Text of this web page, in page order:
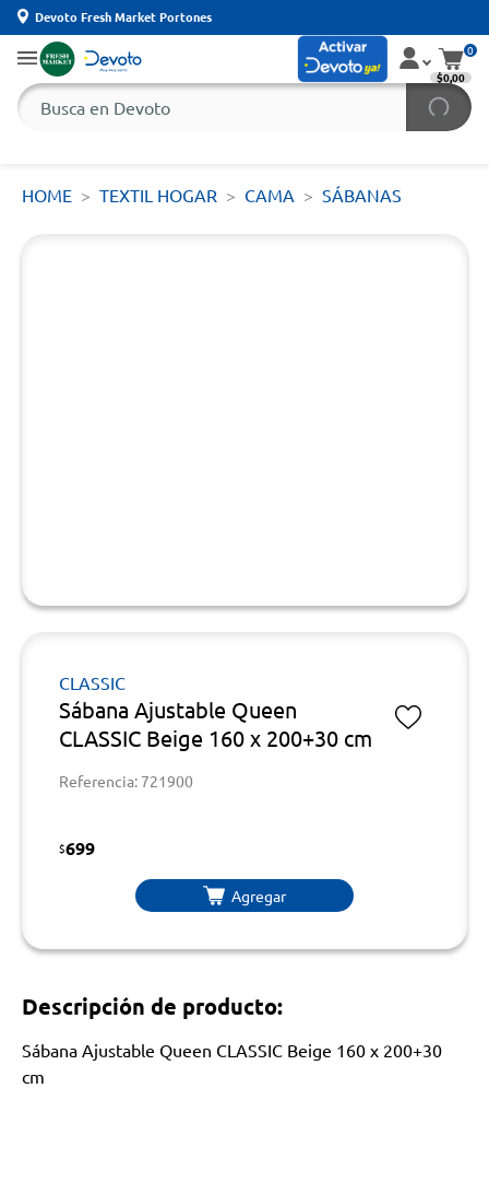
Devoto Fresh Market Portones
0
$0,00
HOME TEXTIL HOGAR CAMA SÁBANAS
CLASSIC
Sábana Ajustable Queen
CLASSIC Beige 160 x 200+30 cm
Referencia: 721900
$699
Agregar
Descripción de producto:
Sábana Ajustable Queen CLASSIC Beige 160 x 200+30
cm